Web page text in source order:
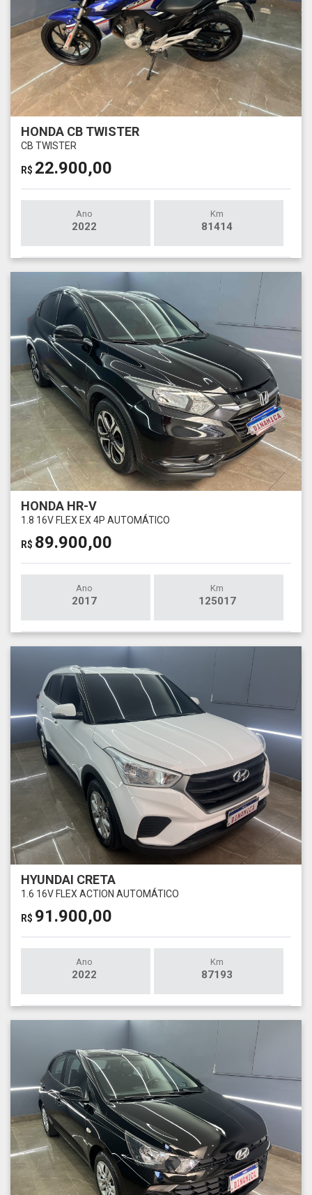
HONDA CB TWISTER
CB TWISTER
R$ 22.900,00
Ano
2022
Km
81414
HONDA HR-V
1.8 16V FLEX EX 4P AUTOMÁTICO
R$ 89.900,00
Ano
2017
Km
125017
HYUNDAI CRETA
1.6 16V FLEX ACTION AUTOMÁTICO
R$ 91.900,00
Ano
2022
Km
87193